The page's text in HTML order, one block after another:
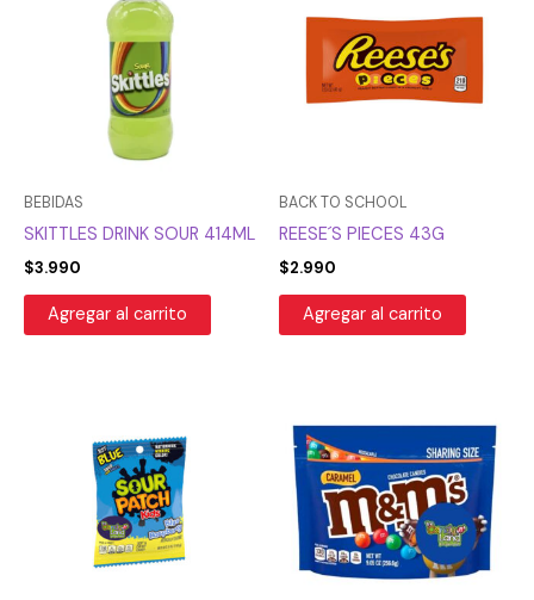
BEBIDAS
SKITTLES DRINK SOUR 414ML
$3.990
Agregar al carrito
BACK TO SCHOOL
REESE´S PIECES 43G
$2.990
Agregar al carrito